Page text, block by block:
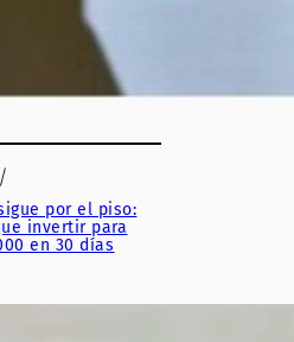
/
por el piso:
invertir para
en 30 días